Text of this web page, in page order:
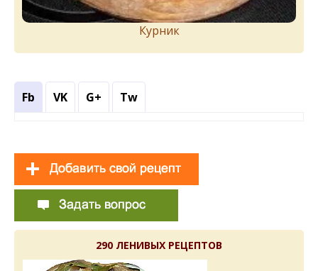
Курник
Fb VK G+ Tw
290 ЛЕНИВЫХ РЕЦЕПТОВ